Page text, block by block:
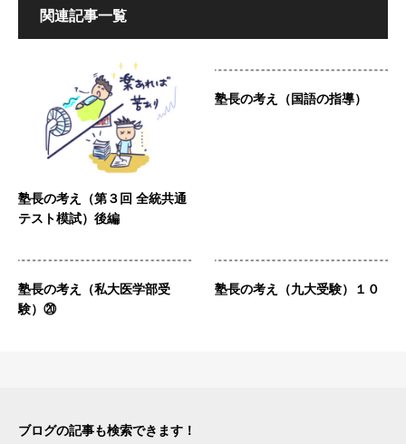
関連記事一覧
塾長の考え（第３回 全統共通
テスト模試）後編
塾長の考え（国語の指導）
塾長の考え（私大医学部受
験）⑳
塾長の考え（九大受験）１０
ブログの記事も検索できます！